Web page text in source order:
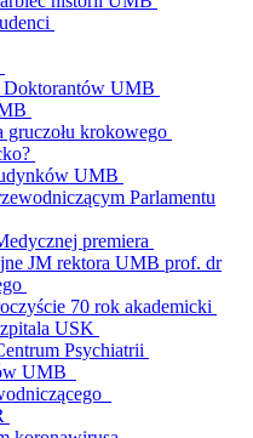
Doktorantów UMB
gruczołu krokowego
UMB
Parlamentu
premiera
JM rektora UMB prof. dr
70 rok akademicki
USK
Psychiatrii
UMB